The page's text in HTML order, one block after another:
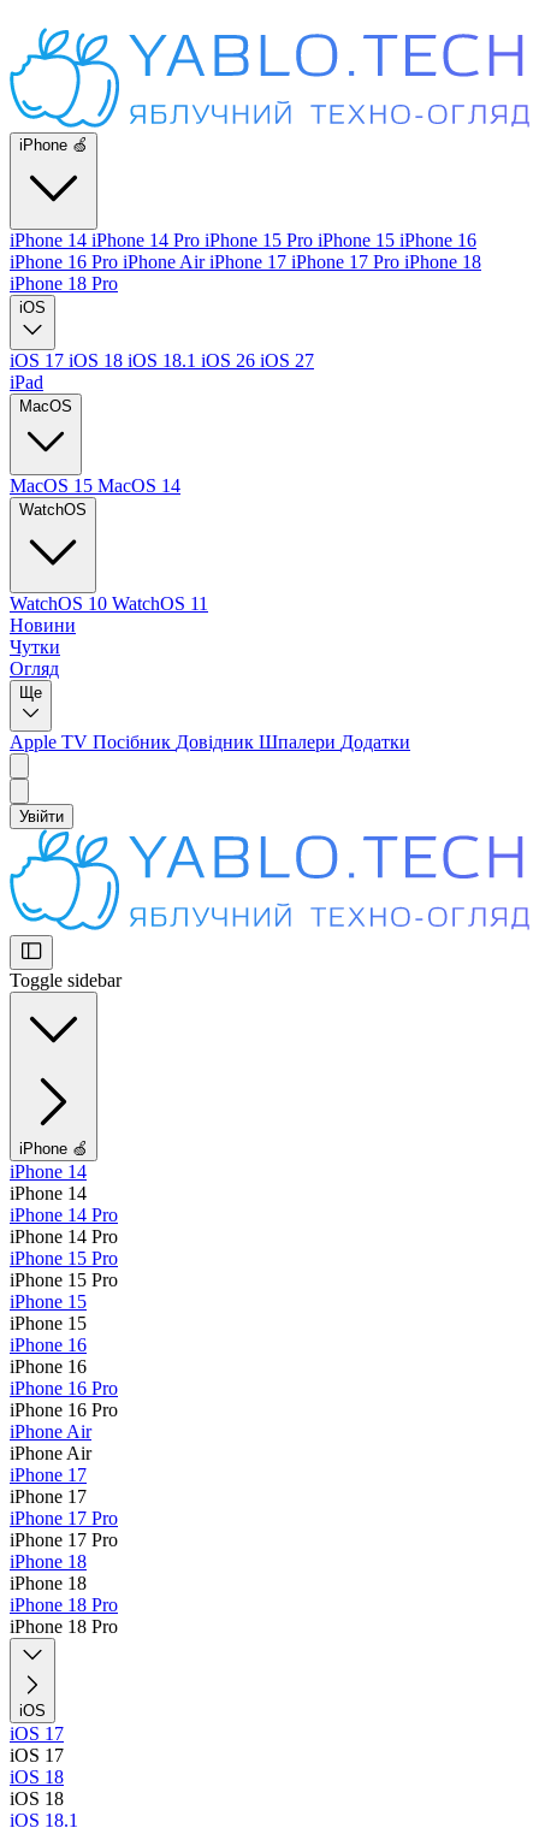
iPhone 🍏
iPhone 14 iPhone 14 Pro iPhone 15 Pro iPhone 15 iPhone 16
iPhone 16 Pro iPhone AiriPhone 17 iPhone 17 Pro iPhone 18
iPhone 18 Pro
iOS
iOS 17 iOS 18 iOS 18.1 iOS 26 iOS 27
iPad
MacOS
MacOS 15 MacOS 14
WatchOS
WatchOS 10 WatchOS 11
Новини
Чутки
Огляд
Ще
Apple TV Посібник Довідник Шпалери Додатки
Увійти
Toggle sidebar
iPhone 🍏
iPhone 14
iPhone 14
iPhone 14 Pro
iPhone 14 Pro
iPhone 15 Pro
iPhone 15 Pro
iPhone 15
iPhone 15
iPhone 16
iPhone 16
iPhone 16 Pro
iPhone 16 Pro
iPhone Air
iPhone Air
iPhone 17
iPhone 17
iPhone 17 Pro
iPhone 17 Pro
iPhone 18
iPhone 18
iPhone 18 Pro
iPhone 18 Pro
iOS
iOS 17
iOS 17
iOS 18
iOS 18
iOS 18.1